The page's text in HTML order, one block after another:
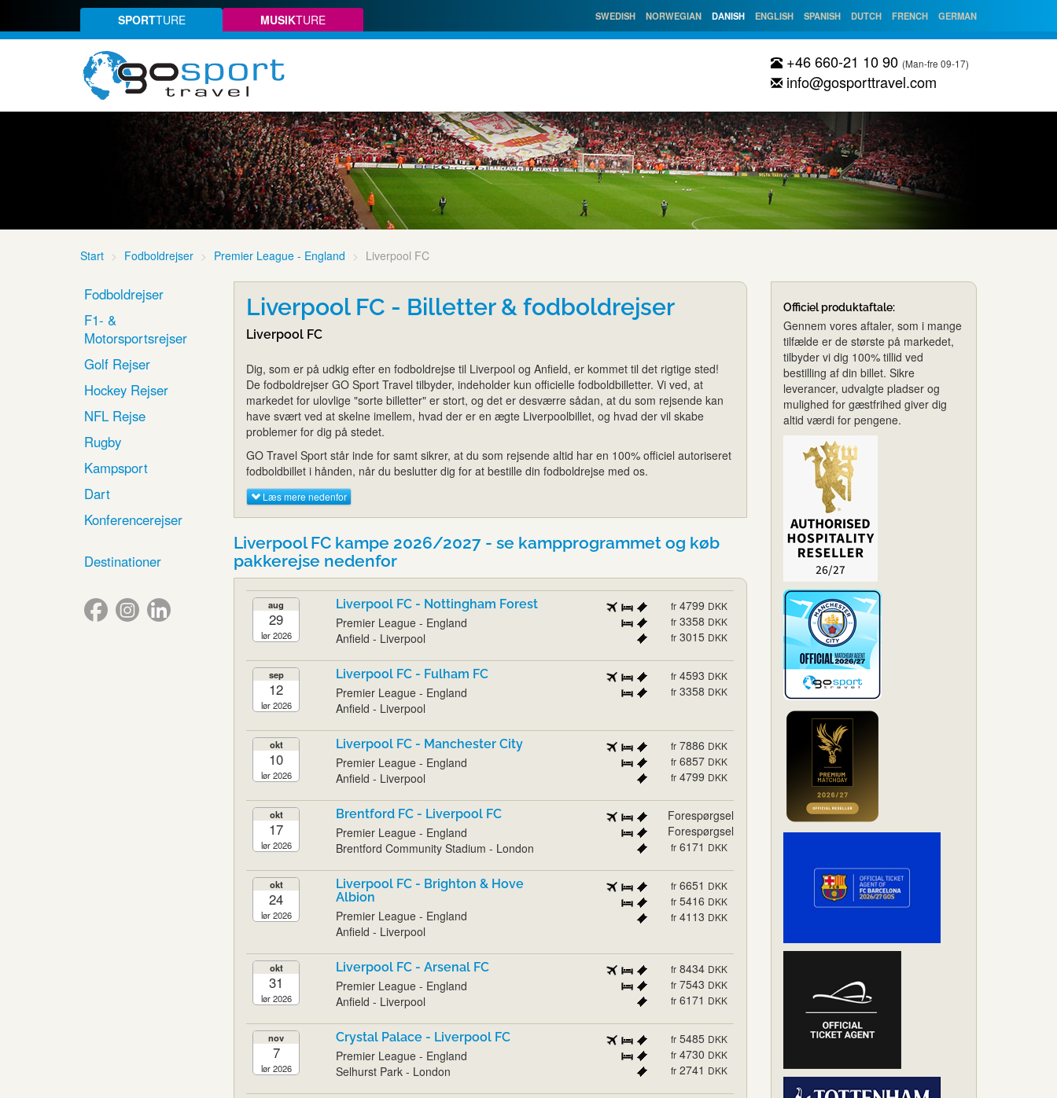
SPORTTURE MUSIKTURE SWEDISH NORWEGIAN DANISH ENGLISH SPANISH DUTCH FRENCH GERMAN
+46 660-21 10 90 (Man-fre 09-17)
info@gosporttravel.com
Start Fodboldrejser Premier League - England Liverpool FC
Fodboldrejser
F1- &
Motorsportsrejser
Golf Rejser
Hockey Rejser
NFL Rejse
Rugby
Kampsport
Dart
Konferencerejser
Destinationer
Liverpool FC - Billetter & fodboldrejser
Liverpool FC
Dig, som er på udkig efter en fodboldrejse til Liverpool og Anfield, er kommet til det rigtige sted!
De fodboldrejser GO Sport Travel tilbyder, indeholder kun officielle fodboldbilletter. Vi ved, at
markedet for ulovlige "sorte billetter" er stort, og det er desværre sådan, at du som rejsende kan
have svært ved at skelne imellem, hvad der er en ægte Liverpoolbillet, og hvad der vil skabe
problemer for dig på stedet.
GO Travel Sport står inde for samt sikrer, at du som rejsende altid har en 100% officiel autoriseret
fodboldbillet i hånden, når du beslutter dig for at bestille din fodboldrejse med os.
Læs mere nedenfor
Liverpool FC kampe 2026/2027 - se kampprogrammet og køb
pakkerejse nedenfor
aug
29
lør 2026
Liverpool FC - Nottingham Forest
Premier League - England
Anfield - Liverpool
fr 4799 DKK
fr 3358 DKK
fr 3015 DKK
sep
12
lør 2026
Liverpool FC - Fulham FC
Premier League - England
Anfield - Liverpool
fr 4593 DKK
fr 3358 DKK
okt
10
lør 2026
Liverpool FC - Manchester City
Premier League - England
Anfield - Liverpool
fr 7886 DKK
fr 6857 DKK
fr 4799 DKK
okt
17
lør 2026
Brentford FC - Liverpool FC
Premier League - England
Brentford Community Stadium - London
Forespørgsel
Forespørgsel
fr 6171 DKK
okt
24
lør 2026
Liverpool FC - Brighton & Hove
Albion
Premier League - England
Anfield - Liverpool
fr 6651 DKK
fr 5416 DKK
fr 4113 DKK
okt
31
lør 2026
Liverpool FC - Arsenal FC
Premier League - England
Anfield - Liverpool
fr 8434 DKK
fr 7543 DKK
fr 6171 DKK
nov
7
lør 2026
Crystal Palace - Liverpool FC
Premier League - England
Selhurst Park - London
fr 5485 DKK
fr 4730 DKK
fr 2741 DKK
Officiel produktaftale:
Gennem vores aftaler, som i mange
tilfælde er de største på markedet,
tilbyder vi dig 100% tillid ved
bestilling af din billet. Sikre
leverancer, udvalgte pladser og
mulighed for gæstfrihed giver dig
altid værdi for pengene.